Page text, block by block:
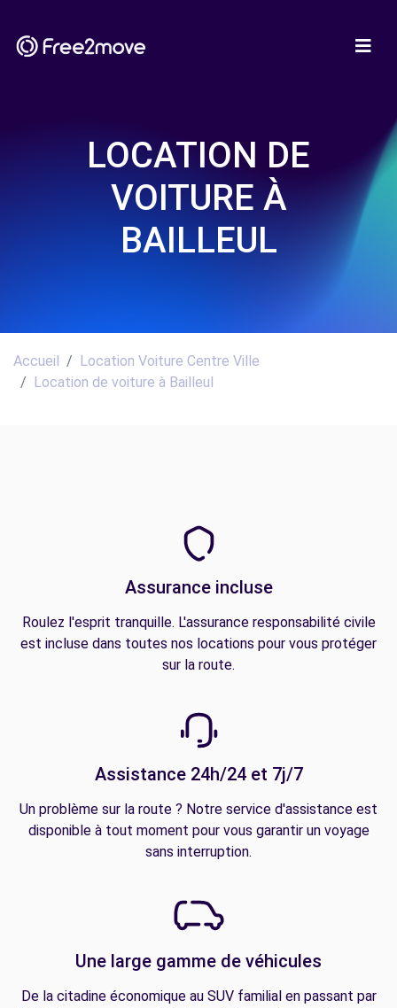
LOCATION DE
VOITURE À
BAILLEUL
Accueil
Location Voiture Centre Ville
Location de voiture à Bailleul
Assurance incluse
Roulez l'esprit tranquille. L'assurance responsabilité civile
est incluse dans toutes nos locations pour vous protéger
sur la route.
Assistance 24h/24 et 7j/7
Un problème sur la route ? Notre service d'assistance est
disponible à tout moment pour vous garantir un voyage
sans interruption.
Une large gamme de véhicules
De la citadine économique au SUV familial en passant par